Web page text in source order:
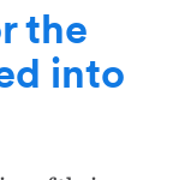
the
into